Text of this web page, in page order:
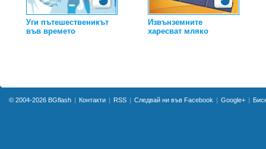
Уги пътешественикът
във времето
Извънземните
харесват мляко
© 2004-2026 BGflash Контакти RSS Следвай ни във Facebook Google+